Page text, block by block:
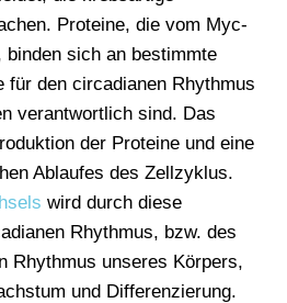
Proteine, die vom Myc-
sich an bestimmte
für den circadianen Rhythmus
verantwortlich sind. Das
der Proteine und eine
Ablaufes des Zellzyklus.
wird durch diese
Rhythmus, bzw. des
Rhythmus unseres Körpers,
und Differenzierung.